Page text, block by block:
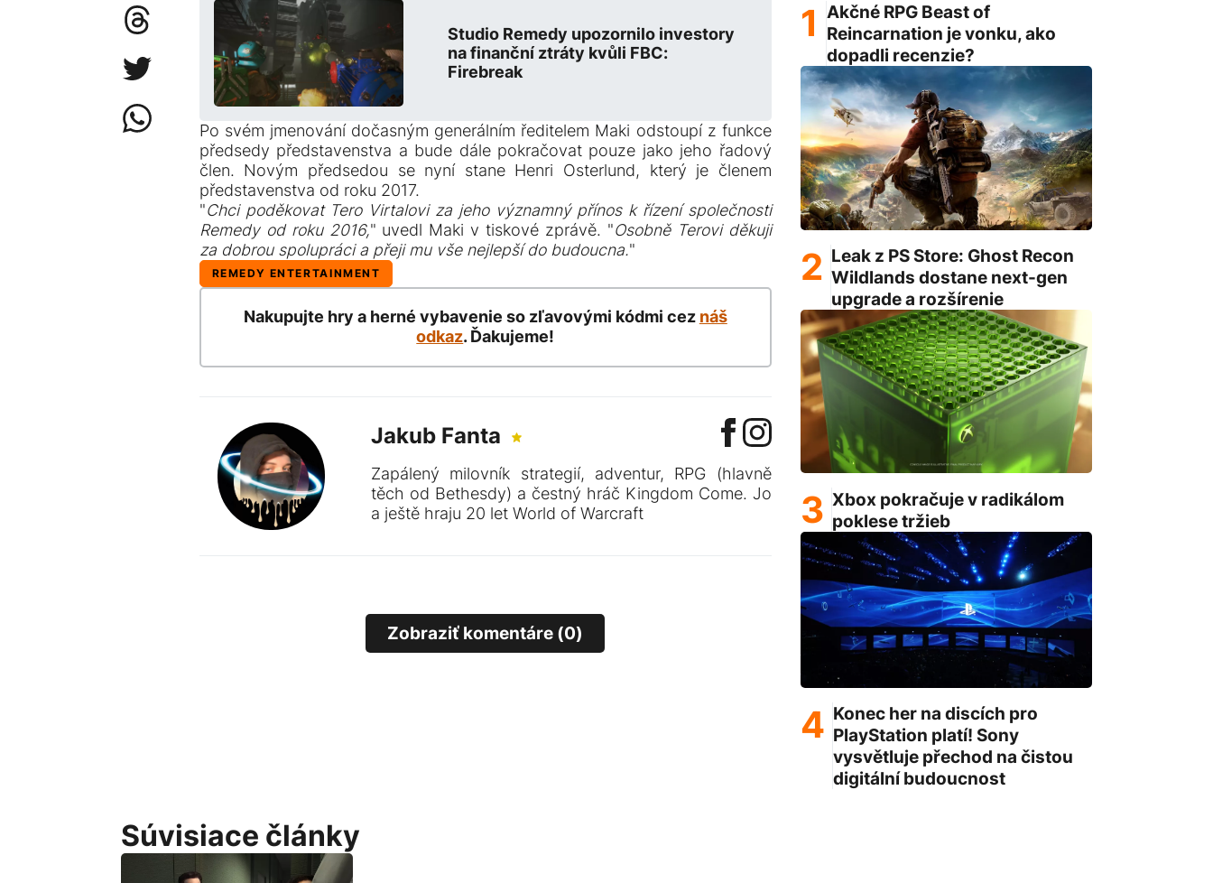
Studio Remedy upozornilo investory
na finanční ztráty kvůli FBC:
Firebreak
Po svém jmenování dočasným generálním ředitelem Maki odstoupí z funkce
předsedy představenstva a bude dále pokračovat pouze jako jeho řadový
člen. Novým předsedou se nyní stane Henri Osterlund, který je členem
představenstva od roku 2017.
"Chci poděkovat Tero Virtalovi za jeho významný přínos k řízení společnosti
Remedy od roku 2016," uvedl Maki v tiskové zprávě. "Osobně Terovi děkuji
za dobrou spolupráci a přeji mu vše nejlepší do budoucna."
REMEDY ENTERTAINMENT
Nakupujte hry a herné vybavenie so zľavovými kódmi cez náš
odkaz. Ďakujeme!
Jakub Fanta
Zapálený milovník strategií, adventur, RPG (hlavně
těch od Bethesdy) a čestný hráč Kingdom Come. Jo
a ještě hraju 20 let World of Warcraft
Zobraziť komentáre (0)
Súvisiace články
Akčné RPG Beast of
Reincarnation je vonku, ako
dopadli recenzie?
Leak z PS Store: Ghost Recon
Wildlands dostane next-gen
upgrade a rozšírenie
Xbox pokračuje v radikálom
poklese tržieb
Konec her na discích pro
PlayStation platí! Sony
vysvětluje přechod na čistou
digitální budoucnost